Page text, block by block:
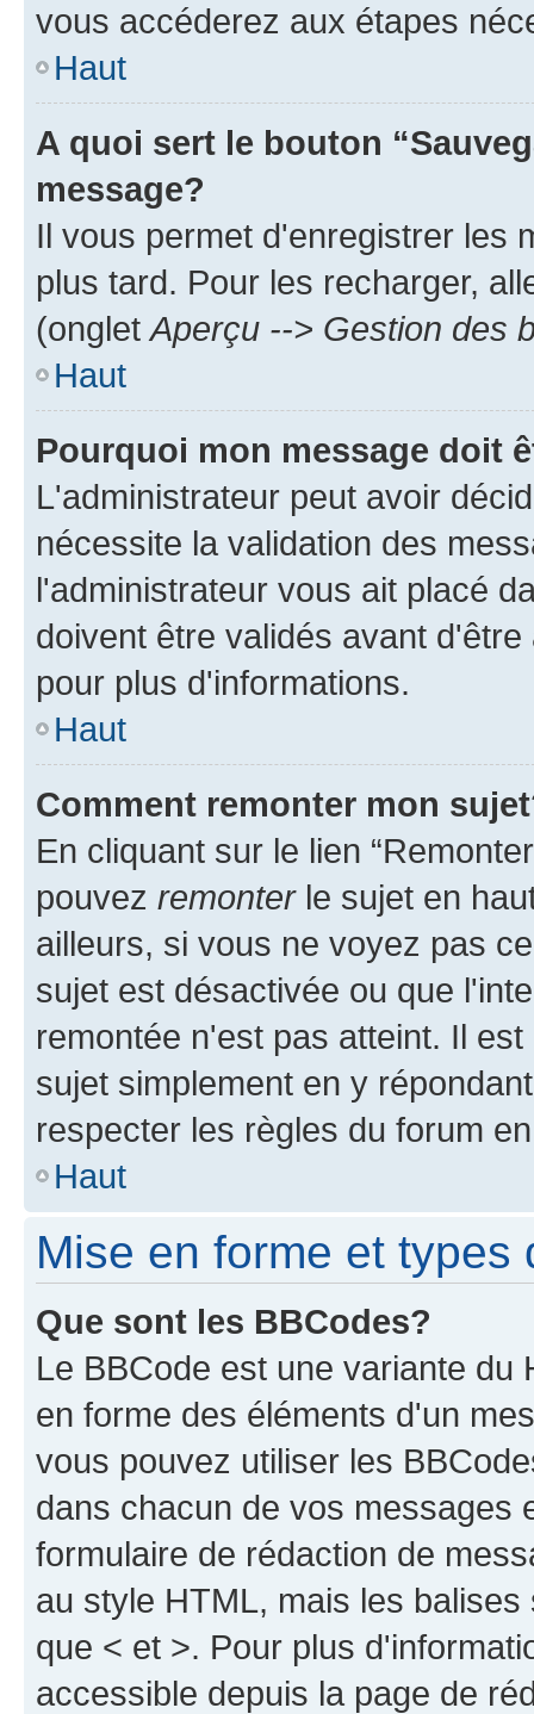
vous accéderez aux étapes
Haut
A quoi sert le bouton
message?
Il vous permet d'enregistrer les
plus tard. Pour les recharger,
(ongletAperçu --> Gestion des
Haut
Pourquoi mon message doit
L'administrateur peut avoir
nécessite la validation des
l'administrateur vous ait placé
doivent être validés avant
pour plus d'informations.
Haut
Comment remonter mon
En cliquant sur le lien
pouvez remonterle sujet en
ailleurs, si vous ne voyez pas
sujet est désactivée ou que
remontée n'est pas atteint. Il
sujet simplement en y
respecter les règles du forum
Haut
Mise en forme et types
Que sont les BBCodes?
Le BBCode est une variante du
en forme des éléments d'un
vous pouvez utiliser les
dans chacun de vos messages
formulaire de rédaction de
au style HTML, mais les
que < et >. Pour plus
accessible depuis la page de